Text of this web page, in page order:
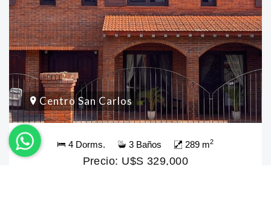
Centro San Carlos
4 Dorms. 3 Baños 289 m2
Precio: U$S 329,000